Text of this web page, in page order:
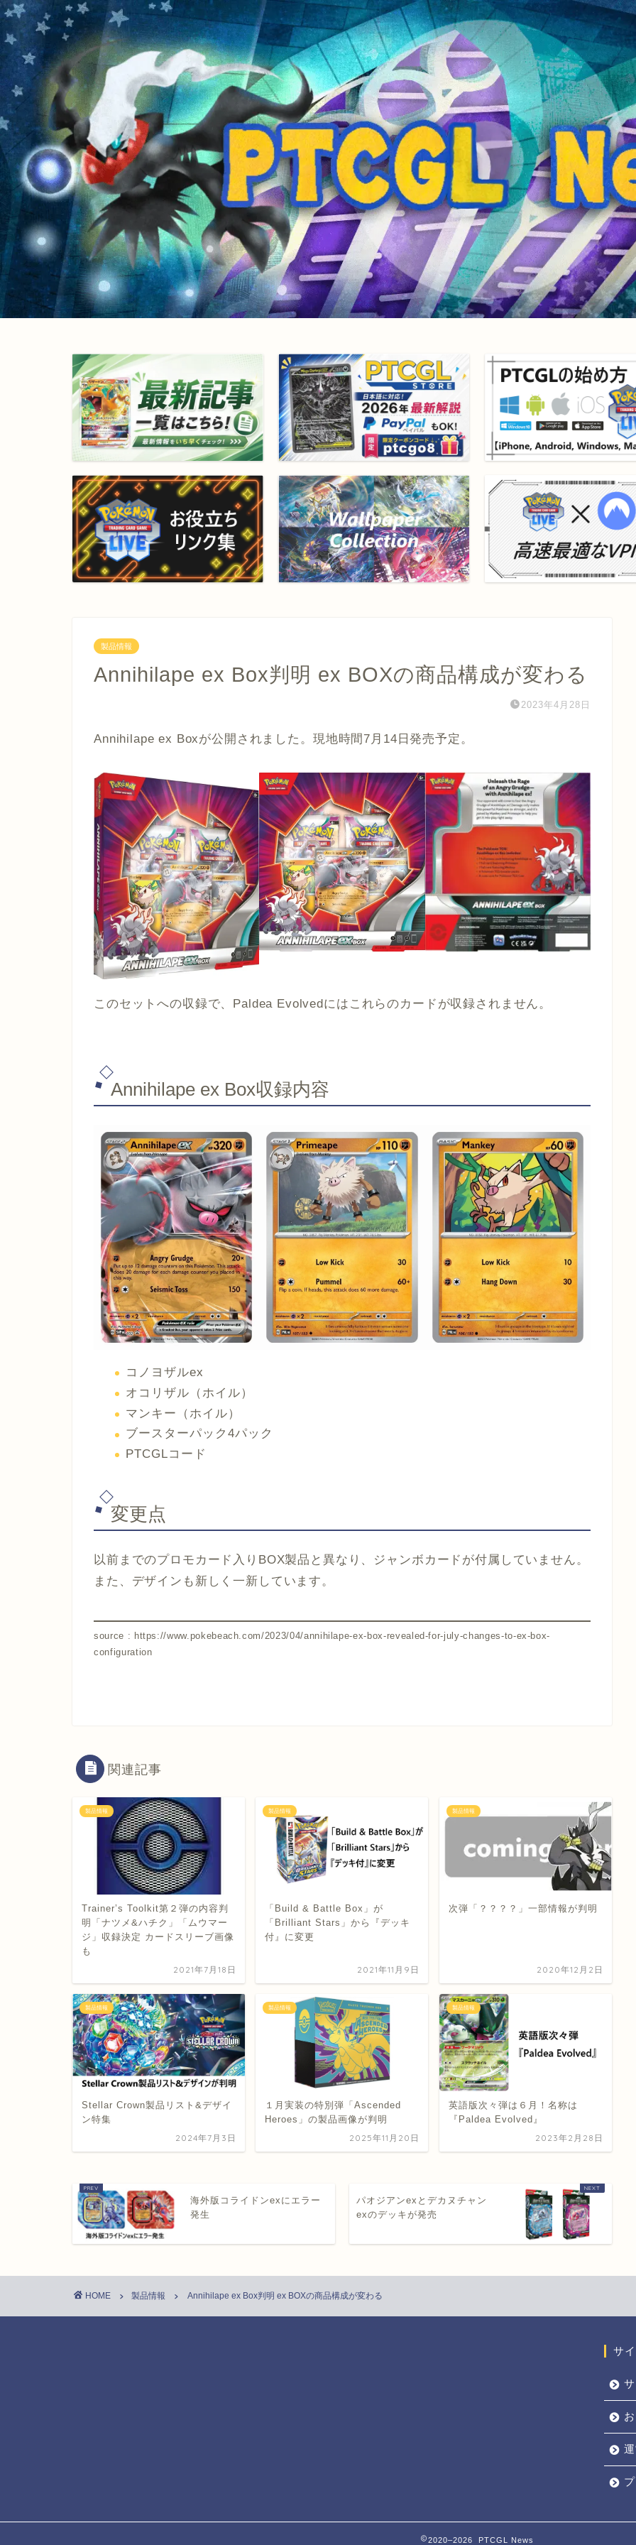
製品情報
Annihilape ex Box判明 ex BOXの商品構成が変わる
2023年4月28日
Annihilape ex Boxが公開されました。現地時間7月14日発売予定。
このセットへの収録で、Paldea Evolvedにはこれらのカードが収録されません。
Annihilape ex Box収録内容
コノヨザルex
オコリザル（ホイル）
マンキー（ホイル）
ブースターパック4パック
PTCGLコード
変更点
以前までのプロモカード入りBOX製品と異なり、ジャンボカードが付属していません。
また、デザインも新しく一新しています。
source : https://www.pokebeach.com/2023/04/annihilape-ex-box-revealed-for-july-changes-to-ex-box-
configuration
関連記事
製品情報
Trainer’s Toolkit第２弾の内容判
明「ナツメ&ハチク」「ムウマー
ジ」収録決定 カードスリーブ画像
も
2021年7月18日
製品情報
「Build & Battle Box」が
「Brilliant Stars」から『デッキ
付』に変更
2021年11月9日
製品情報
次弾「？？？？」一部情報が判明
2020年12月2日
製品情報
Stellar Crown製品リスト&デザイ
ン特集
2024年7月3日
製品情報
１月実装の特別弾「Ascended
Heroes」の製品画像が判明
2025年11月20日
製品情報
英語版次々弾は６月！名称は
『Paldea Evolved』
2023年2月28日
海外版コライドンexにエラー
発生
パオジアンexとデカヌチャン
exのデッキが発売
HOME 製品情報 Annihilape ex Box判明 ex BOXの商品構成が変わる
サ
2020–2026 PTCGL News